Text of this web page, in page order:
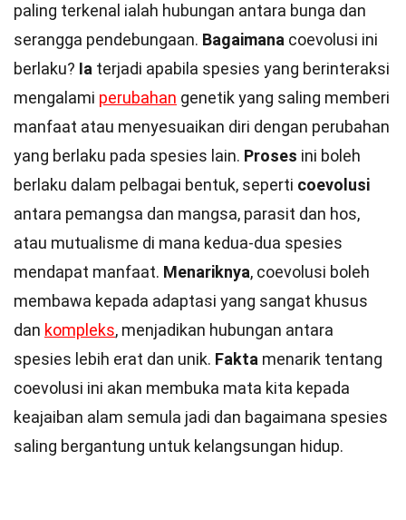
paling terkenal ialah hubungan antara bunga dan
serangga pendebungaan. Bagaimana coevolusi ini
berlaku? Ia terjadi apabila spesies yang berinteraksi
mengalami perubahan genetik yang saling memberi
manfaat atau menyesuaikan diri dengan perubahan
yang berlaku pada spesies lain. Proses ini boleh
berlaku dalam pelbagai bentuk, seperti coevolusi
antara pemangsa dan mangsa, parasit dan hos,
atau mutualisme di mana kedua-dua spesies
mendapat manfaat. Menariknya, coevolusi boleh
membawa kepada adaptasi yang sangat khusus
dan kompleks, menjadikan hubungan antara
spesies lebih erat dan unik. Fakta menarik tentang
coevolusi ini akan membuka mata kita kepada
keajaiban alam semula jadi dan bagaimana spesies
saling bergantung untuk kelangsungan hidup.